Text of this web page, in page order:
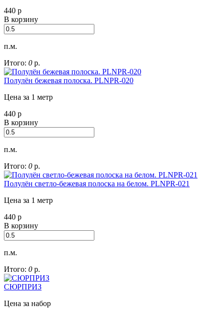
440 р
В корзину
п.м.
Итого: 0 р.
Полулён бежевая полоска. PLNPR-020
Цена за 1 метр
440 р
В корзину
п.м.
Итого: 0 р.
Полулён светло-бежевая полоска на белом. PLNPR-021
Цена за 1 метр
440 р
В корзину
п.м.
Итого: 0 р.
СЮРПРИЗ
Цена за набор